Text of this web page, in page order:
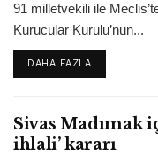
91 milletvekili ile
Kurucular Kurulu’nun...
DAHA FAZLADETAILS
Sivas Madımak
ihlali’ kararı